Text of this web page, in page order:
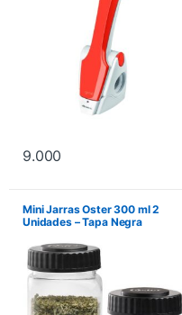
9.000
Mini Jarras Oster 300 ml 2
Unidades – Tapa Negra